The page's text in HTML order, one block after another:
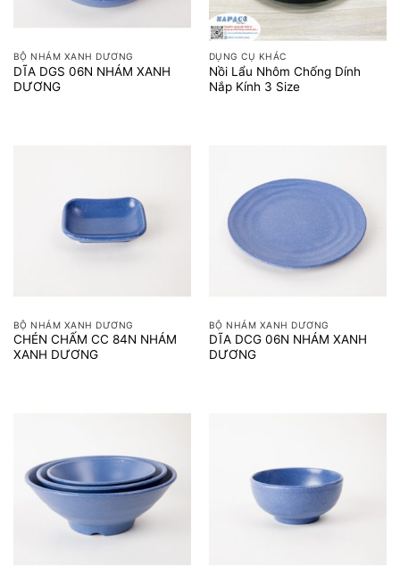
BỘ NHÁM XANH DƯƠNG
DĨA DGS 06N NHÁM XANH
DƯƠNG
DỤNG CỤ KHÁC
Nồi Lẩu Nhôm Chống Dính
Nắp Kính 3 Size
BỘ NHÁM XANH DƯƠNG
CHÉN CHẤM CC 84N NHÁM
XANH DƯƠNG
BỘ NHÁM XANH DƯƠNG
DĨA DCG 06N NHÁM XANH
DƯƠNG